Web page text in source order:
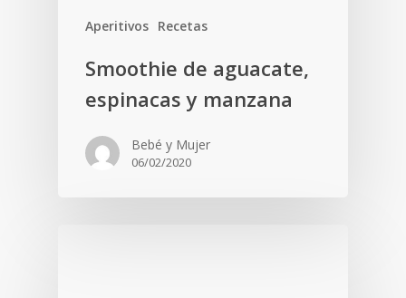
Aperitivos Recetas
Smoothie de aguacate,
espinacas y manzana
Bebé y Mujer
06/02/2020